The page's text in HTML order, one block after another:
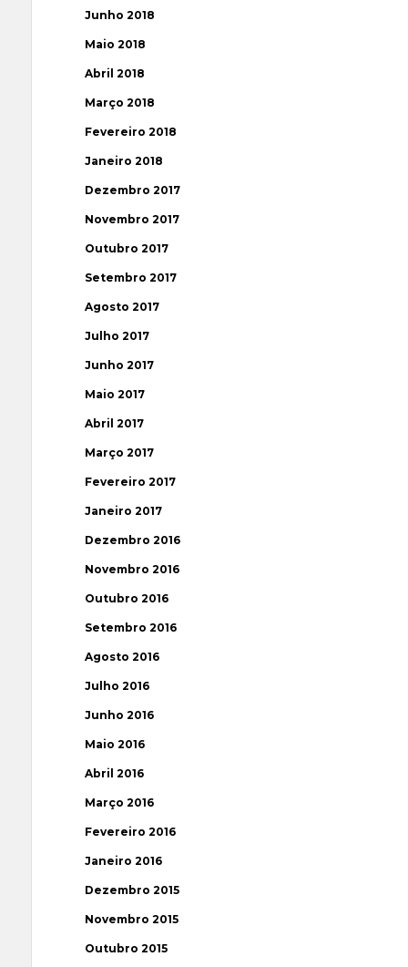
Junho 2018
Maio 2018
Abril 2018
Março 2018
Fevereiro 2018
Janeiro 2018
Dezembro 2017
Novembro 2017
Outubro 2017
Setembro 2017
Agosto 2017
Julho 2017
Junho 2017
Maio 2017
Abril 2017
Março 2017
Fevereiro 2017
Janeiro 2017
Dezembro 2016
Novembro 2016
Outubro 2016
Setembro 2016
Agosto 2016
Julho 2016
Junho 2016
Maio 2016
Abril 2016
Março 2016
Fevereiro 2016
Janeiro 2016
Dezembro 2015
Novembro 2015
Outubro 2015